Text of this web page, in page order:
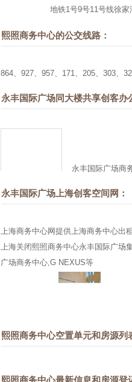
地铁1号9号11号线徐
熙照商务中心的公交线路：
864、927、957、171、205、303、
永丰国际广场同大楼共享创客办
永丰国际广场商
永丰国际广场上海创客空间网：
上海商务中心网提供上海商务中心出
上海关闭熙照商务中心永丰国际广场
广场商务中心,G NEXUS等
熙照商务中心空置单元和房源列
熙照商务中心最新信息和房源登